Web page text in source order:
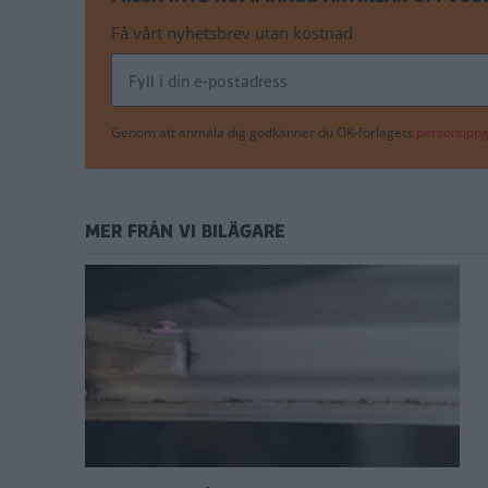
Få vårt nyhetsbrev utan kostnad
Genom att anmäla dig godkänner du OK-förlagets
MER FRÅN VI BILÄGARE